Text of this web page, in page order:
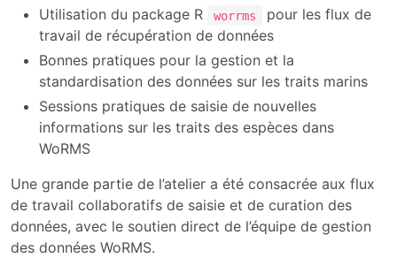
Utilisation du package R
worrms
pour les flux de
travail de récupération de données
Bonnes pratiques pour la gestion et la
standardisation des données sur les traits marins
Sessions pratiques de saisie de nouvelles
informations sur les traits des espèces dans
WoRMS
Une grande partie de l’atelier a été consacrée aux flux
de travail collaboratifs de saisie et de curation des
données, avec le soutien direct de l’équipe de gestion
des données WoRMS.